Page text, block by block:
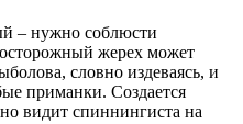
– нужно соблюсти
жерех может
словно издеваясь, и
приманки. Создается
видит спиннингиста на